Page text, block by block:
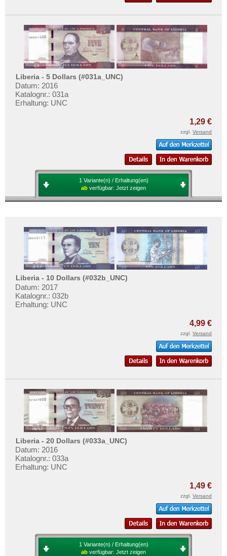
Liberia - 5 Dollars (#031a_UNC)
Datum: 2016
Katalognr.: 031a
Erhaltung: UNC
1,29 €
zzgl. Versand
1 Variante(n) / Erhaltung(en)
ab verfügbar: Jetzt zeigen
Liberia - 10 Dollars (#032b_UNC)
Datum: 2017
Katalognr.: 032b
Erhaltung: UNC
4,99 €
zzgl. Versand
Liberia - 20 Dollars (#033a_UNC)
Datum: 2016
Katalognr.: 033a
Erhaltung: UNC
1,49 €
zzgl. Versand
1 Variante(n) / Erhaltung(en)
ab verfügbar: Jetzt zeigen